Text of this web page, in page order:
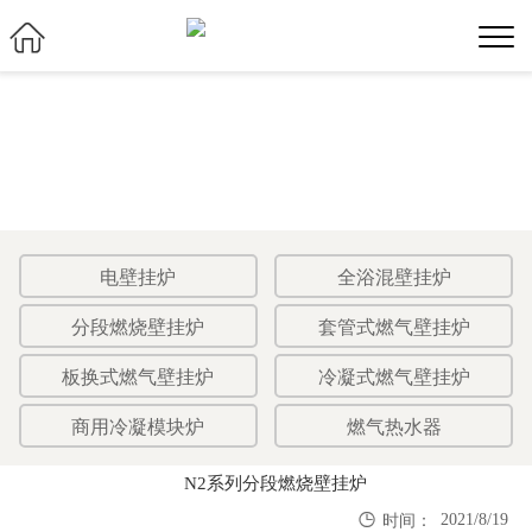

电壁挂炉 全浴混壁挂炉
分段燃烧壁挂炉 套管式燃气壁挂炉
板换式燃气壁挂炉 冷凝式燃气壁挂炉
商用冷凝模块炉 燃气热水器
N2系列分段燃烧壁挂炉
 时间： 2021/8/19